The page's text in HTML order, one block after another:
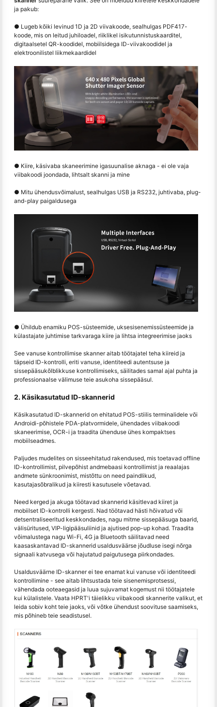
ja pakub:
● Lugeb kõiki levinud 1D ja 2D viivakoode, sealhulgas PDF417-
koode, mis on leitud juhiloadel, riiklikel isikutunnistuskaarditel,
digitaalsetel QR-koodidel, mobiilsidega ID-viivakoodidel ja
elektroonilistel liikmekaardidel
● Kiire, käsivaba skaneerimine igasuunalise aknaga - ei ole vaja
viibakoodi joondada, lihtsalt skanni ja mine
● Mitu ühendusvõimalust, sealhulgas USB ja RS232, juhtivaba, plug-
and-play paigaldusega
● Ühildub enamiku POS-süsteemide, uksesisenemissüsteemide ja
külastajate juhtimise tarkvaraga kiire ja lihtsa integreerimise jaoks
See vanuse kontrollimise skanner aitab töötajatel teha kiireid ja
täpseid ID-kontrolli, eriti vanuse, identiteedi autentsuse ja
sissepääsukõlblikkuse kontrollimiseks, säilitades samal ajal puhta ja
professionaalse välimuse teie asukoha sissepääsul.
2. Käsikasutatud ID-skannerid
Käsikasutatud ID-skannerid on ehitatud POS-stiilis terminalidele või
Androidi-põhistele PDA-platvormidele, ühendades viibakoodi
skaneerimise, OCR-i ja traadita ühenduse ühes kompaktses
mobiilseadmes.
Paljudes mudelites on sisseehitatud rakendused, mis toetavad offline
ID-kontrollimist, pilvepõhist andmebaasi kontrollimist ja reaalajas
andmete sünkroonimist, mistõttu on need paindlikud,
kasutajasõbralikud ja kiiresti kasutusele võetavad.
Need kerged ja akuga töötavad skannerid käsitlevad kiiret ja
mobiilset ID-kontrolli kergesti. Nad töötavad hästi hõivatud või
detsentraliseeritud keskkondades, nagu mitme sissepääsuga baarid,
välisüritused, VIP-ligipääsuliinid ja ajutised pop-up kohad. Traadita
võimalustega nagu Wi-Fi, 4G ja Bluetooth säilitavad need
kaasaskantavad ID-skannerid usaldusväärse jõudluse isegi nõrga
signaali katvusega või hajutatud paigutusega piirkondades.
Usaldusväärne ID-skanner ei tee enamat kui vanuse või identiteedi
kontrollimine - see aitab lihtsustada teie sisenemisprotsessi,
vähendada ooteaegasid ja luua sujuvamat kogemust nii töötajatele
kui külalistele. Vaata HPRT'i täielikku viibakoodi skannerite valikut, et
leida sobiv koht teie jaoks, või võtke ühendust soovituse saamiseks,
mis põhineb teie seadistusel.